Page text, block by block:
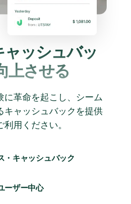
ャッシュバッ
上させる
に革命を起こし、シーム
キャッシュバックを提供
用ください。
・キャッシュバック
ーザー中心